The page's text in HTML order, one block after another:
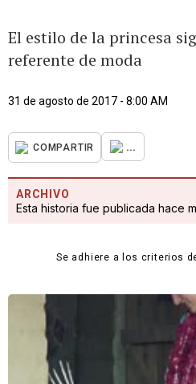
El estilo de la princesa
referente de moda
31 de agosto de 2017 - 8:00 AM
COMPARTIR ...
ARCHIVO
Esta historia fue publicada hace
Se adhiere a los criterios